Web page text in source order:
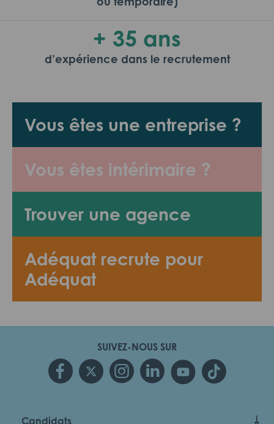
Vous êtes une entreprise ?
Vous êtes intérimaire ?
Trouver une agence
Adéquat recrute pour
Adéquat
+ 35 ans
d’expérience dans le recrutement
SUIVEZ-NOUS SUR
Candidats